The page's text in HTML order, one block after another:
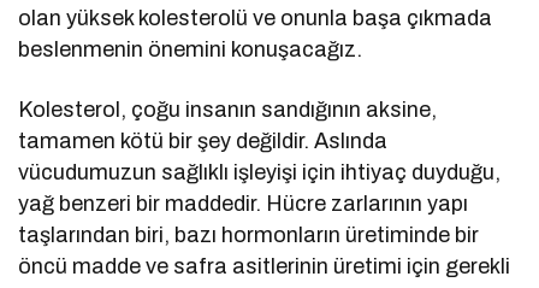
olan yüksek kolesterolü ve onunla başa çıkmada
beslenmenin önemini konuşacağız.
Kolesterol, çoğu insanın sandığının aksine,
tamamen kötü bir şey değildir. Aslında
vücudumuzun sağlıklı işleyişi için ihtiyaç duyduğu,
yağ benzeri bir maddedir. Hücre zarlarının yapı
taşlarından biri, bazı hormonların üretiminde bir
öncü madde ve safra asitlerinin üretimi için gerekli